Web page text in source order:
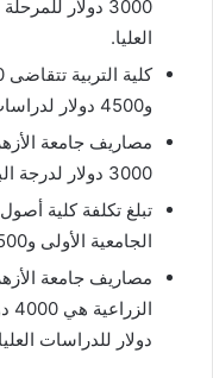
العليا.
و4500 دولار لدراسات العليا.
مصاريف جامعة
3000 دولار لدرجة البكاليوس و4500 دولار للدراسات العليا.
الجامعية الأولى و4500 دولار للدراسات العليا.
مصاريف جامعة
دولار للدراسات